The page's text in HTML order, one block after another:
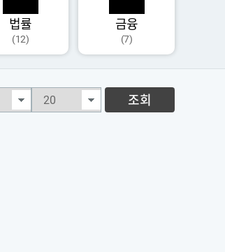
법률
(12)
금융
(7)
조회